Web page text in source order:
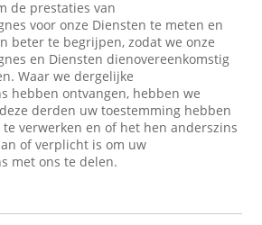
de prestaties van
voor onze Diensten te meten en
beter te begrijpen, zodat we onze
en Diensten dienovereenkomstig
Waar we dergelijke
hebben ontvangen, hebben we
derden uw toestemming hebben
verwerken en of het hen anderszins
of verplicht is om uw
met ons te delen.